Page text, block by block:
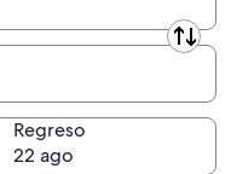
Regreso
22 ago